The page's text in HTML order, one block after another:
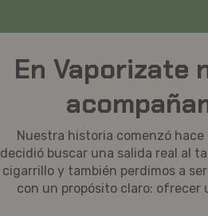
En Vaporizate
Nuestra historia comenzó
decidió buscar una salida real al
cigarrillo y también perdimos a
con un propósito claro: ofrecer